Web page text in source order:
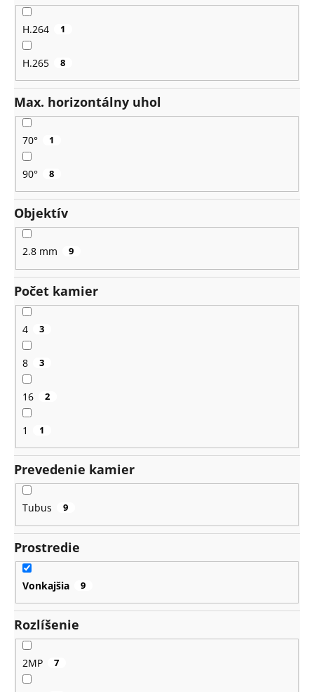
H.264 1
H.265 8
Max. horizontálny uhol
70° 1
90° 8
Objektív
2.8 mm 9
Počet kamier
4 3
8 3
16 2
1 1
Prevedenie kamier
Tubus 9
Prostredie
Vonkajšia 9
Rozlíšenie
2MP 7